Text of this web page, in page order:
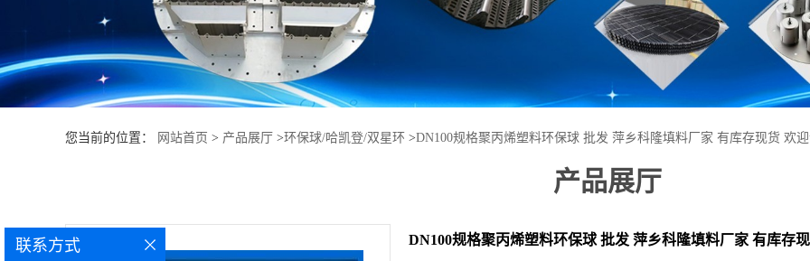
介
动
您当前的位置： 网站首页 > 产品展厅 >环保球/哈凯登/双星环 >DN100规格聚丙烯塑料环保球 批发 萍乡科隆填料厂家 有库存现货 欢
产品展厅
DN100规格聚丙烯塑料环保球 批发 萍乡科隆填料厂家 有库存
联系方式